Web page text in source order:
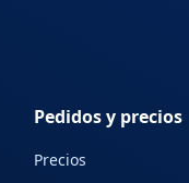
Pedidos y precios
Precios